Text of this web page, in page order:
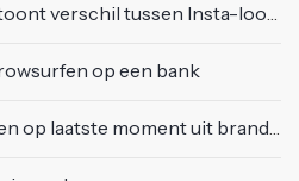
tussen Insta-look en realiteit
op een bank
moment uit brandende auto op de A58